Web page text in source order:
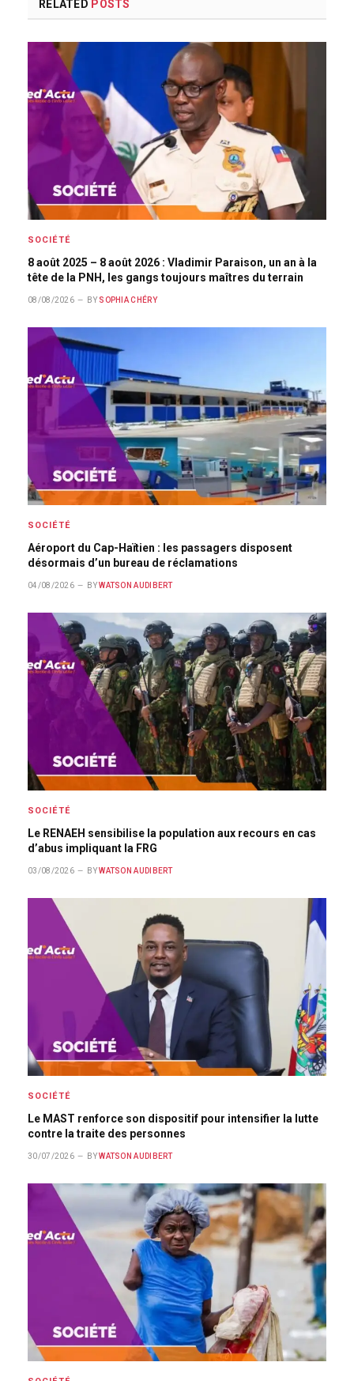
RELATED POSTS
SOCIÉTÉ
8 août 2025 – 8 août 2026 : Vladimir Paraison, un an à la
tête de la PNH, les gangs toujours maîtres du terrain
08/08/2026 BY SOPHIA CHÉRY
SOCIÉTÉ
Aéroport du Cap-Haïtien : les passagers disposent
désormais d’un bureau de réclamations
04/08/2026 BY WATSON AUDIBERT
SOCIÉTÉ
Le RENAEH sensibilise la population aux recours en cas
d’abus impliquant la FRG
03/08/2026 BY WATSON AUDIBERT
SOCIÉTÉ
Le MAST renforce son dispositif pour intensifier la lutte
contre la traite des personnes
30/07/2026 BY WATSON AUDIBERT